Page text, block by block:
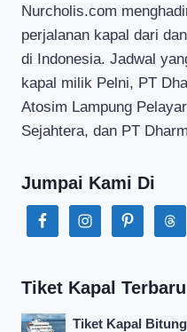
Nurcholis.com
perjalanan kapal dari
di Indonesia. Jadwal
kapal milik Pelni, PT
Atosim Lampung
Sejahtera, dan PT
Jumpai Kami Di
Tiket Kapal Terbaru
Tiket Kapal